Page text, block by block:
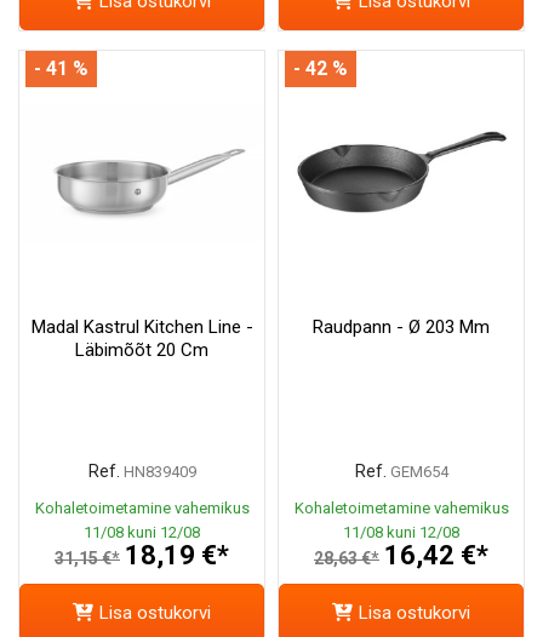
Madal Kastrul Kitchen Line -
Läbimõõt 20 Cm
Ref. HN839409
Kohaletoimetamine vahemikus
11/08 kuni 12/08
31,15 €* 18,19 €*
- 41 %
Lisa ostukorvi
Raudpann - Ø 203 Mm
Ref. GEM654
Kohaletoimetamine vahemikus
11/08 kuni 12/08
28,63 €* 16,42 €*
- 42 %
Lisa ostukorvi